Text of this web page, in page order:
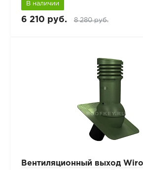
В наличии
6 210 руб. 8 280 руб.
Вентиляционный выход